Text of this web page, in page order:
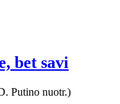
bet savi